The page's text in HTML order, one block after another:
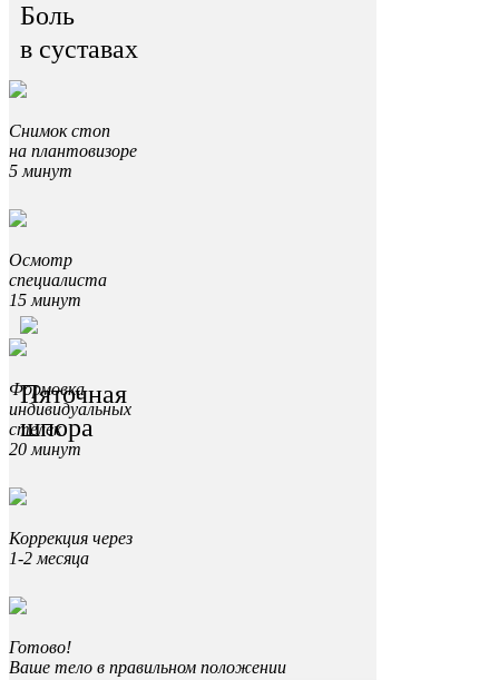
Боль
в суставах
Пяточная
шпора
Снимок стоп
на плантовизоре
5 минут
Осмотр
специалиста
15 минут
Формовка
индивидуальных
стелек
20 минут
Коррекция через
1-2 месяца
Готово!
Ваше тело в правильном положении